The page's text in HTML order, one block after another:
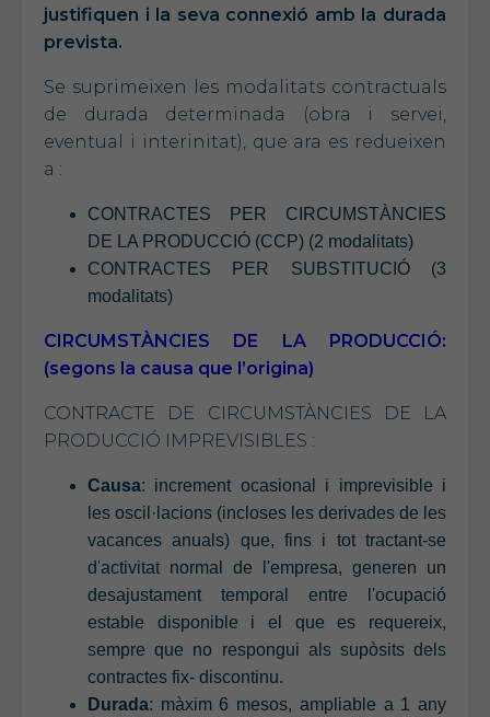
justifiquen i la seva connexió amb la durada
prevista.
Se suprimeixen les modalitats contractuals
de durada determinada (obra i servei,
eventual i interinitat), que ara es redueixen
a :
CONTRACTES PER CIRCUMSTÀNCIES
DE LA PRODUCCIÓ (CCP) (2 modalitats)
CONTRACTES PER SUBSTITUCIÓ (3
modalitats)
CIRCUMSTÀNCIES DE LA PRODUCCIÓ:
(segons la causa que l’origina)
CONTRACTE DE CIRCUMSTÀNCIES DE LA
PRODUCCIÓ IMPREVISIBLES :
Causa: increment ocasional i imprevisible i
les oscil·lacions (incloses les derivades de les
vacances anuals) que, fins i tot tractant-se
d'activitat normal de l'empresa, generen un
desajustament temporal entre l'ocupació
estable disponible i el que es requereix,
sempre que no respongui als supòsits dels
contractes fix- discontinu.
Durada: màxim 6 mesos, ampliable a 1 any